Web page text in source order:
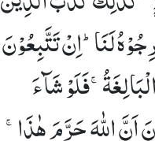
لَنَاؕ-اِنْ تَتَّبِعُوْنَ
فَلَوْ شَآءَ
اللّٰهَ حَرَّمَ هٰذَاۚ-